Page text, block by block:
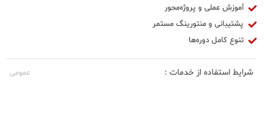
آموزش عملی و پروژه‌محور
پشتیبانی و منتورینگ مستمر
تنوع کامل دوره‌ها
شرایط استفاده از خدمات : عمومی